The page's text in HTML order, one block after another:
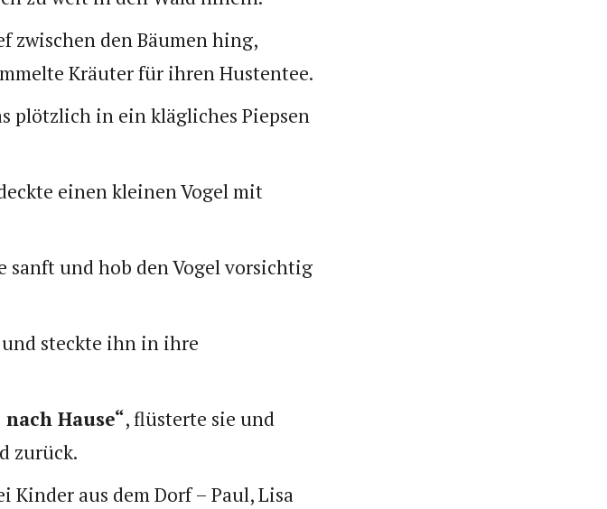
zwischen den Bäumen hing,
Kräuter für ihren Hustentee.
plötzlich in ein klägliches Piepsen
einen kleinen Vogel mit
sanft und hob den Vogel vorsichtig
steckte ihn in ihre
Hause“, flüsterte sie und
zurück.
Kinder aus dem Dorf – Paul, Lisa